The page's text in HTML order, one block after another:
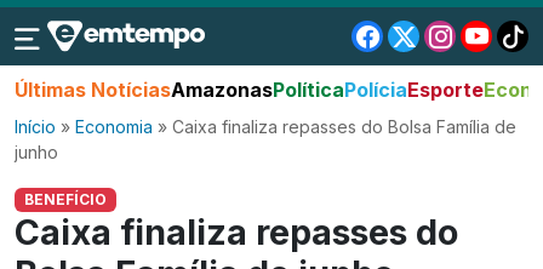
Últimas NotíciasAmazonasPolíticaPolíciaEsporte
Início » Economia » Caixa finaliza repasses do Bolsa Família de
junho
BENEFÍCIO
Caixa finaliza repasses do